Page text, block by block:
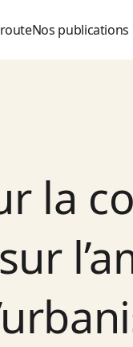
Nos publications
la